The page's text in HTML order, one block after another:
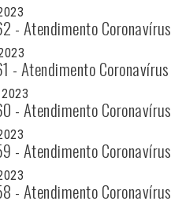
- Atendimento Coronavírus
- Atendimento Coronavírus
- Atendimento Coronavírus
- Atendimento Coronavírus
- Atendimento Coronavírus